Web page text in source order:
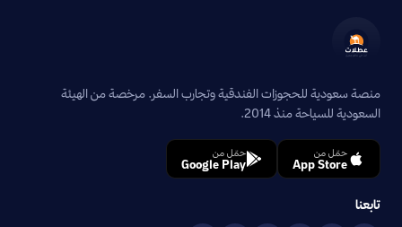
منصة سعودية للحجوزات الفندقية وتجارب السفر. مرخصة من الهيئة
السعودية للسياحة منذ 2014.
حمّل من
App Store
حمّل من
Google Play
تابعنا